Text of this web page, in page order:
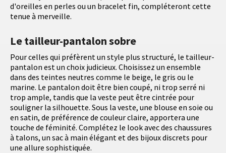
d'oreilles en perles ou un bracelet fin, compléteront cette
tenue à merveille.
Le tailleur-pantalon sobre
Pour celles qui préfèrent un style plus structuré, le tailleur-
pantalon est un choix judicieux. Choisissez un ensemble
dans des teintes neutres comme le beige, le gris ou le
marine. Le pantalon doit être bien coupé, ni trop serré ni
trop ample, tandis que la veste peut être cintrée pour
souligner la silhouette. Sous la veste, une blouse en soie ou
en satin, de préférence de couleur claire, apportera une
touche de féminité. Complétez le look avec des chaussures
à talons, un sac à main élégant et des bijoux discrets pour
une allure sophistiquée.